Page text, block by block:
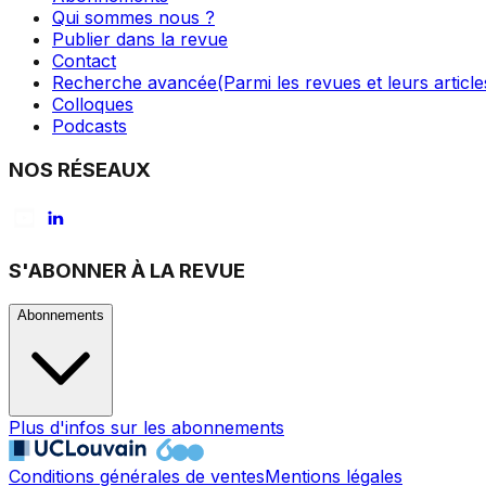
Qui sommes nous ?
Publier dans la revue
Contact
Recherche avancée(Parmi les revues et leurs
Colloques
Podcasts
NOS RÉSEAUX
S'ABONNER À LA REVUE
Abonnements
Plus d'infos sur les abonnements
Conditions générales de ventesMentions légales